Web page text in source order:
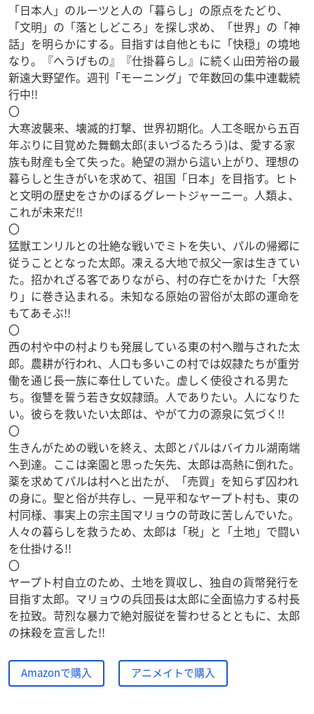
「日本人」のルーツと人の「暮らし」の原点をたどり、
「文明」の「落としどころ」を探し求め、「世界」の「神
話」を明らかにする。目指すは自他ともに「快穏」の境地
なり。『へうげもの』『仕掛暮らし』に続く山田芳裕の最
新遠大野望作。週刊「モーニング」で年数回の集中連載続
行中!!
〇
大寒波襲来、壊滅的打撃、世界初期化。人工冬眠から五百
年ぶりに目覚めた舞鶴太郎(まいづるたろう)は、愛する家
族も財産も全て失った。絶望の淵から這い上がり、理想の
暮らしと生きがいを求めて、祖国「日本」を目指す。ヒト
と文明の歴史をさかのぼるグレートジャーニー。人類よ、
これが未来だ!!
〇
猛獣エンリルとの壮絶な戦いでミトを失い、パルの帰郷に
従うこととなった太郎。凍える大地で叔父一家は生きてい
た。招かれざる客でありながら、村の存亡をかけた「大祭
り」に巻き込まれる。未知なる原始の習俗が太郎の運命を
もてあそぶ!!
〇
西の村や中の村よりも発展している東の村へ贈与された太
郎。農耕が行われ、人口も多いこの村では奴隷たちが重労
働を通じ長一族に奉仕していた。虚しく使役される男た
ち。復讐を誓う若き女奴隷頭。人でありたい。人になりた
い。彼らを救いたい太郎は、やがて力の源泉に気づく!!
〇
生きんがための戦いを終え、太郎とパルはバイカル湖南端
へ到達。ここは楽園と思った矢先、太郎は高熱に倒れた。
薬を求めてパルは村へと出たが、「売買」を知らず囚われ
の身に。聖と俗が共存し、一見平和なヤープト村も、東の
村同様、事実上の宗主国マリョウの苛政に苦しんでいた。
人々の暮らしを救うため、太郎は「税」と「土地」で闘い
を仕掛ける!!
〇
ヤープト村自立のため、土地を買収し、独自の貨幣発行を
目指す太郎。マリョウの兵団長は太郎に全面協力する村長
を拉致。苛烈な暴力で絶対服従を誓わせるとともに、太郎
の抹殺を宣言した!!
Amazonで購入 アニメイトで購入